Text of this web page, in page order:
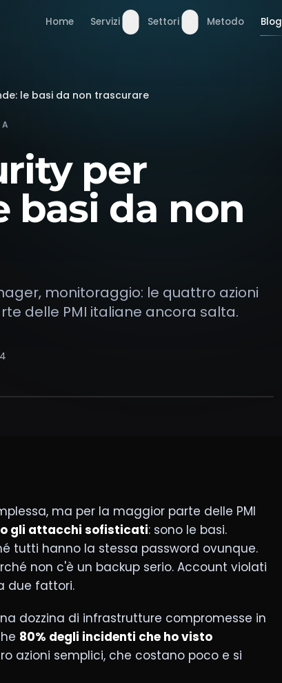
Home Servizi Settori Metodo Blog
le basi da non trascurare
per
basi da non
monitoraggio: le quattro azioni
delle PMI italiane ancora salta.
ma per la maggior parte delle PMI
gli attacchi sofisticati: sono le basi.
tutti hanno la stessa password ovunque.
non c'è un backup serio. Account violati
due fattori.
dozzina di infrastrutture compromesse in
80% degli incidenti che ho visto
azioni semplici, che costano poco e si